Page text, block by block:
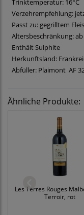
Trinktemperatur: 16°C
Verzehrempfehlung:
Passt zu: gegrilltem
Altersbeschränkung: ab
Enthält Sulphite
Herkunftsland:
Abfüller: Plaimont AF
Ähnliche Produkte:
Les Terres Rouges
Terroir, rot